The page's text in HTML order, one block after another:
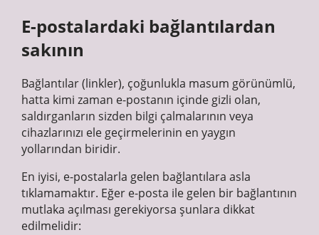
E-postalardaki bağlantılardan
sakının
Bağlantılar (linkler), çoğunlukla masum görünümlü,
hatta kimi zaman e-postanın içinde gizli olan,
saldırganların sizden bilgi çalmalarının veya
cihazlarınızı ele geçirmelerinin en yaygın
yollarından biridir.
En iyisi, e-postalarla gelen bağlantılara asla
tıklamamaktır. Eğer e-posta ile gelen bir bağlantının
mutlaka açılması gerekiyorsa şunlara dikkat
edilmelidir: